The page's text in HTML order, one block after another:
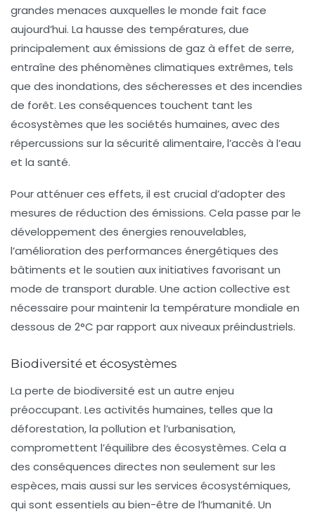
grandes menaces auxquelles le monde fait face
aujourd’hui. La hausse des températures, due
principalement aux émissions de gaz à effet de serre,
entraîne des phénomènes climatiques extrêmes, tels
que des inondations, des sécheresses et des incendies
de forêt. Les conséquences touchent tant les
écosystèmes que les sociétés humaines, avec des
répercussions sur la sécurité alimentaire, l’accès à l’eau
et la santé.
Pour atténuer ces effets, il est crucial d’adopter des
mesures de réduction des émissions. Cela passe par le
développement des énergies renouvelables,
l’amélioration des performances énergétiques des
bâtiments et le soutien aux initiatives favorisant un
mode de transport durable. Une action collective est
nécessaire pour maintenir la température mondiale en
dessous de 2°C par rapport aux niveaux préindustriels.
Biodiversité et écosystèmes
La perte de biodiversité est un autre enjeu
préoccupant. Les activités humaines, telles que la
déforestation, la pollution et l’urbanisation,
compromettent l’équilibre des écosystèmes. Cela a
des conséquences directes non seulement sur les
espèces, mais aussi sur les services écosystémiques,
qui sont essentiels au bien-être de l’humanité. Un